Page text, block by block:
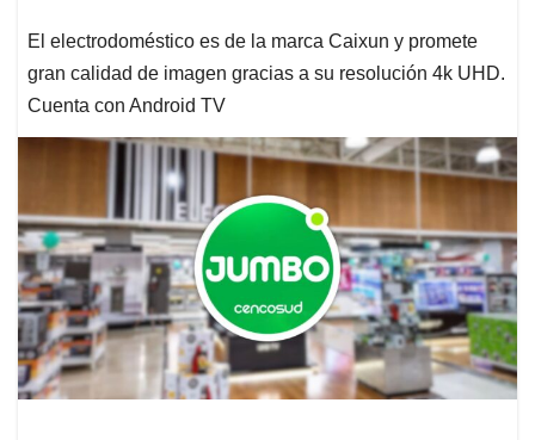
El electrodoméstico es de la marca Caixun y promete
gran calidad de imagen gracias a su resolución 4k UHD.
Cuenta con Android TV